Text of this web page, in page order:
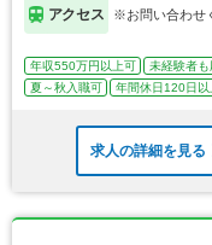
アクセス ※お問い合わせ
年収550万円以上可 未経験者
夏～秋入職可
年間休日120日以
求人の詳細を見る